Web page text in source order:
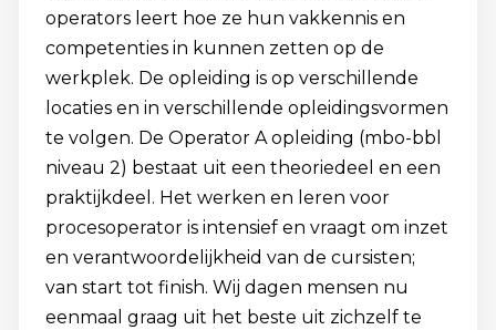
operators leert hoe ze hun vakkennis en
competenties in kunnen zetten op de
werkplek. De opleiding is op verschillende
locaties en in verschillende opleidingsvormen
te volgen. De Operator A opleiding (mbo-bbl
niveau 2) bestaat uit een theoriedeel en een
praktijkdeel. Het werken en leren voor
procesoperator is intensief en vraagt om inzet
en verantwoordelijkheid van de cursisten;
van start tot finish. Wij dagen mensen nu
eenmaal graag uit het beste uit zichzelf te